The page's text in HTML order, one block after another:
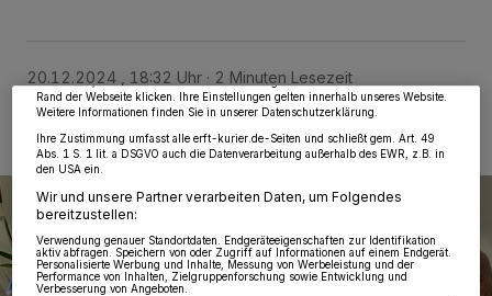
20.12.2024 , 18:32 Uhr 2 Minuten Lesezeit
widerrufen, indem Sie auf den Link Einstellungen oder Ablehnen am unteren
Rand der Webseite klicken. Ihre Einstellungen gelten innerhalb unseres Website.
Weitere Informationen finden Sie in unserer Datenschutzerklärung.
Ihre Zustimmung umfasst alle erft-kurier.de-Seiten und schließt gem. Art. 49
Abs. 1 S. 1 lit. a DSGVO auch die Datenverarbeitung außerhalb des EWR, z.B. in
den USA ein.
Wir und unsere Partner verarbeiten Daten, um Folgendes
bereitzustellen:
Verwendung genauer Standortdaten. Endgeräteeigenschaften zur Identifikation
aktiv abfragen. Speichern von oder Zugriff auf Informationen auf einem Endgerät.
Personalisierte Werbung und Inhalte, Messung von Werbeleistung und der
Performance von Inhalten, Zielgruppenforschung sowie Entwicklung und
Verbesserung von Angeboten.